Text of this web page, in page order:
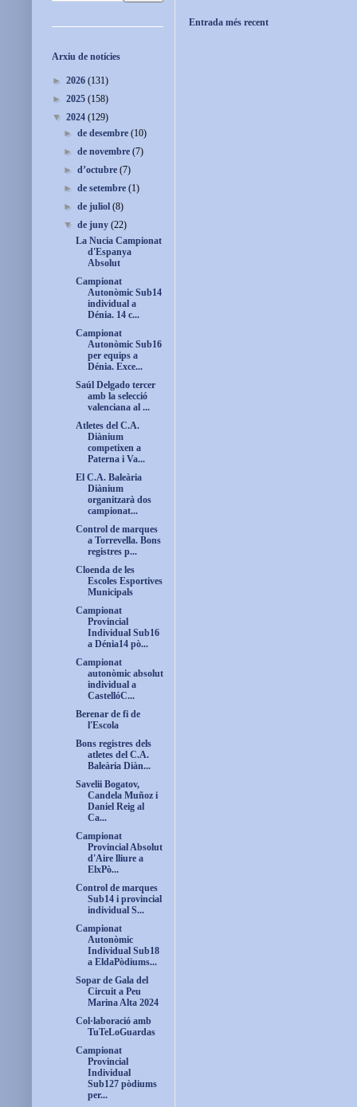
Entrada més recent
Arxiu de notícies
► 2026 (131)
► 2025 (158)
▼ 2024 (129)
►de desembre(10)
►de novembre(7)
►d’octubre(7)
►de setembre(1)
►de juliol(8)
▼de juny(22)
La Nucia Campionat
d'Espanya
Absolut
Campionat
Autonòmic Sub14
individual a
Dénia. 14 c...
Campionat
Autonòmic Sub16
per equips a
Dénia. Exce...
Saúl Delgado tercer
amb la selecció
valenciana al ...
Atletes del C.A.
Diànium
competixen a
Paterna i Va...
El C.A. Baleària
Diànium
organitzarà dos
campionat...
Control de marques
a Torrevella. Bons
registres p...
Cloenda de les
Escoles Esportives
Municipals
Campionat
Provincial
Individual Sub16
a Dénia14 pò...
Campionat
autonòmic absolut
individual a
CastellóC...
Berenar de fi de
l'Escola
Bons registres dels
atletes del C.A.
Baleària Diàn...
Savelii Bogatov,
Candela Muñoz i
Daniel Reig al
Ca...
Campionat
Provincial Absolut
d'Aire lliure a
ElxPò...
Control de marques
Sub14 i provincial
individual S...
Campionat
Autonòmic
Individual Sub18
a EldaPòdiums...
Sopar de Gala del
Circuit a Peu
Marina Alta 2024
Col·laboració amb
TuTeLoGuardas
Campionat
Provincial
Individual
Sub127 pòdiums
per...